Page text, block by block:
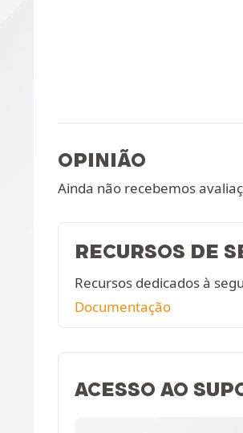
OPINIÃO
Ainda não recebemos
RECURSOS DE
Recursos dedicados à
Documentação
ACESSO AO